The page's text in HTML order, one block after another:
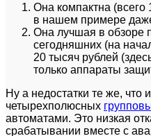
Она компактна
в нашем примере
Она лучшая в обзоре
сегодняшних (на
20 тысяч рублей
только аппараты
Ну а недостатки те же, что
четырехполюсных
автоматами. Это низкая
срабатывании вместе с